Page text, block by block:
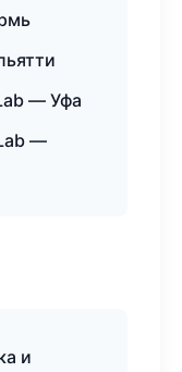
— Уфа
—
и